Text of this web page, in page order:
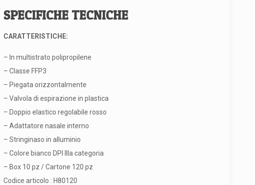
SPECIFICHE TECNICHE
CARATTERISTICHE:
– In multistrato polipropilene
– Classe FFP3
– Piegata orizzontalmente
– Valvola di espirazione in plastica
– Doppio elastico regolabile rosso
– Adattatore nasale interno
– Stringinaso in alluminio
– Colore bianco DPI IIIa categoria
– Box 10 pz / Cartone 120 pz
Codice articolo : H80120